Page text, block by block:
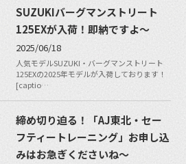
SUZUKIバーグマンストリート
125EXが入荷！即納ですよ〜
2025/06/18
人気モデルSUZUKI・バーグマンストリート
125EXの2025年モデルが入荷しております！
[captio…
締め切り迫る！「AJ東北・セー
フティートレーニング」お申し込
みはお急ぎくださいね〜